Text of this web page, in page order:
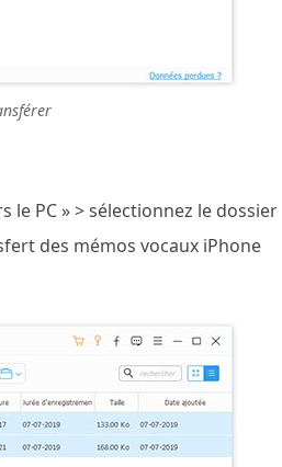
le PC » > sélectionnez le dossier
des mémos vocaux iPhone